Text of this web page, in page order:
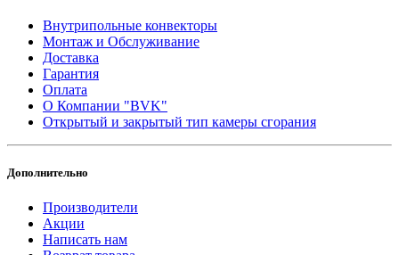
Внутрипольные конвекторы
Монтаж и Обслуживание
Доставка
Гарантия
Оплата
О Компании "BVK"
Открытый и закрытый тип камеры сгорания
Дополнительно
Производители
Акции
Написать нам